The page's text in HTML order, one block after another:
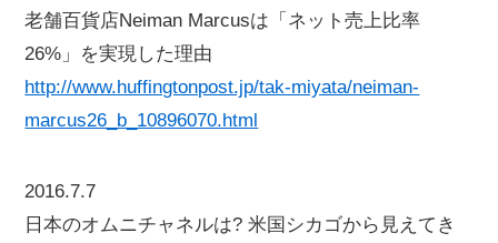
老舗百貨店Neiman Marcusは「ネット売上比率
26%」を実現した理由
http://www.huffingtonpost.jp/tak-miyata/neiman-
marcus26_b_10896070.html
2016.7.7
日本のオムニチャネルは? 米国シカゴから見えてき